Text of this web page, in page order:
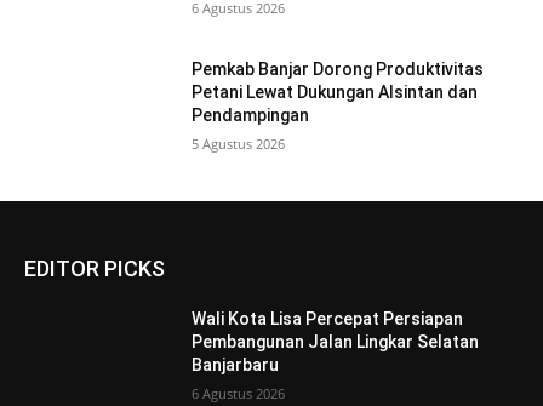
6 Agustus 2026
Pemkab Banjar Dorong Produktivitas
Petani Lewat Dukungan Alsintan dan
Pendampingan
5 Agustus 2026
EDITOR PICKS
Wali Kota Lisa Percepat Persiapan
Pembangunan Jalan Lingkar Selatan
Banjarbaru
6 Agustus 2026